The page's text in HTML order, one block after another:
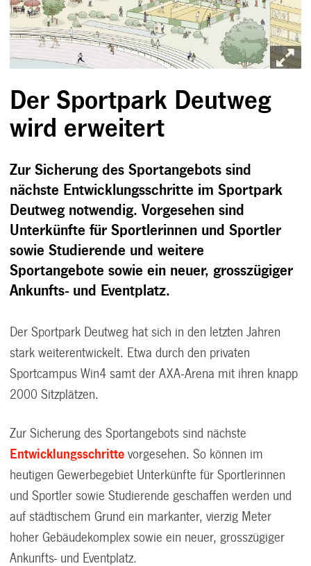
Der Sportpark Deutweg
wird erweitert
Zur Sicherung des Sportangebots sind
nächste Entwicklungsschritte im Sportpark
Deutweg notwendig. Vorgesehen sind
Unterkünfte für Sportlerinnen und Sportler
sowie Studierende und weitere
Sportangebote sowie ein neuer, grosszügiger
Ankunfts- und Eventplatz.
Der Sportpark Deutweg hat sich in den letzten Jahren
stark weiterentwickelt. Etwa durch den privaten
Sportcampus Win4 samt der AXA-Arena mit ihren knapp
2000 Sitzplätzen.
Zur Sicherung des Sportangebots sind nächste
Entwicklungsschrittevorgesehen. So können im
heutigen Gewerbegebiet Unterkünfte für Sportlerinnen
und Sportler sowie Studierende geschaffen werden und
auf städtischem Grund ein markanter, vierzig Meter
hoher Gebäudekomplex sowie ein neuer, grosszügiger
Ankunfts- und Eventplatz.